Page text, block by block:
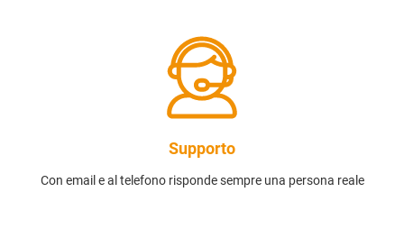
Supporto
Con email e al telefono risponde sempre una persona reale